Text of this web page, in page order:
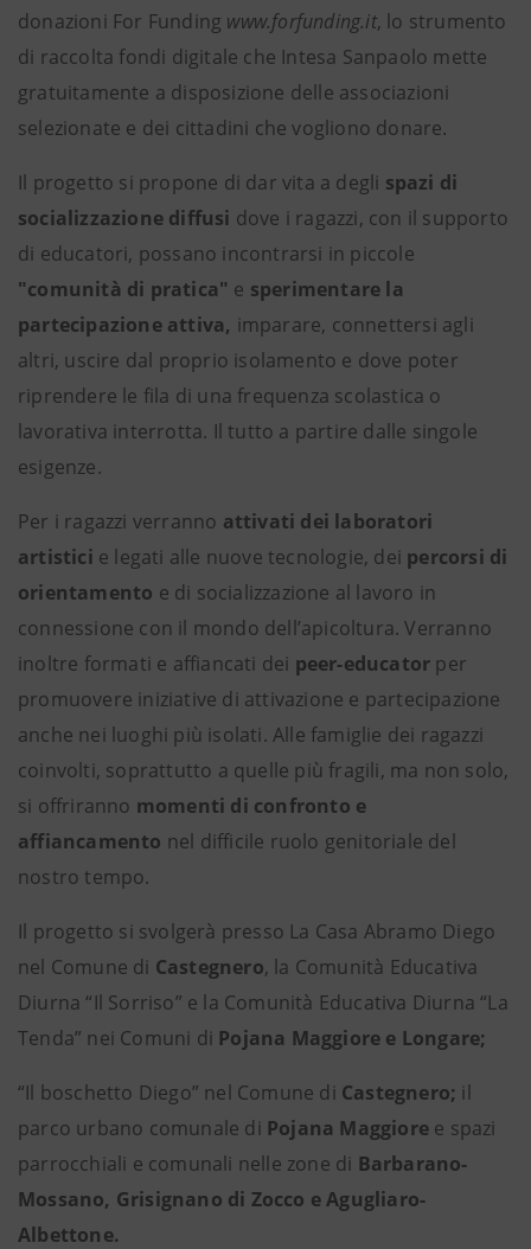
donazioni For Funding www.forfunding.it, lo strumento
di raccolta fondi digitale che Intesa Sanpaolo mette
gratuitamente a disposizione delle associazioni
selezionate e dei cittadini che vogliono donare.
Il progetto si propone di dar vita a degli spazi di
socializzazione diffusi dove i ragazzi, con il supporto
di educatori, possano incontrarsi in piccole
"comunità di pratica" e sperimentare la
partecipazione attiva, imparare, connettersi agli
altri, uscire dal proprio isolamento e dove poter
riprendere le fila di una frequenza scolastica o
lavorativa interrotta. Il tutto a partire dalle singole
esigenze.
Per i ragazzi verranno attivati dei laboratori
artistici e legati alle nuove tecnologie, dei percorsi di
orientamento e di socializzazione al lavoro in
connessione con il mondo dell’apicoltura. Verranno
inoltre formati e affiancati dei peer-educator per
promuovere iniziative di attivazione e partecipazione
anche nei luoghi più isolati. Alle famiglie dei ragazzi
coinvolti, soprattutto a quelle più fragili, ma non solo,
si offriranno momenti di confronto e
affiancamento nel difficile ruolo genitoriale del
nostro tempo.
Il progetto si svolgerà presso La Casa Abramo Diego
nel Comune di Castegnero, la Comunità Educativa
Diurna “Il Sorriso” e la Comunità Educativa Diurna “La
Tenda” nei Comuni di Pojana Maggiore e Longare;
“Il boschetto Diego” nel Comune di Castegnero; il
parco urbano comunale di Pojana Maggiore e spazi
parrocchiali e comunali nelle zone di Barbarano-
Mossano, Grisignano di Zocco e Agugliaro-
Albettone.